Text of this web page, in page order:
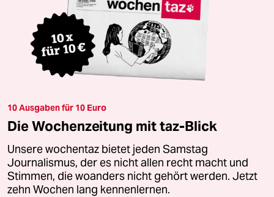
10 Ausgaben für 10 Euro
Die Wochenzeitung mit taz-Blick
Unsere wochentaz bietet jeden Samstag
Journalismus, der es nicht allen recht macht und
Stimmen, die woanders nicht gehört werden. Jetzt
zehn Wochen lang kennenlernen.